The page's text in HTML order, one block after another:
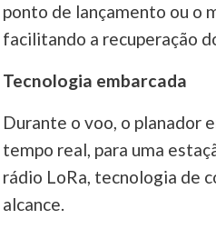
ponto de lançamento ou o
facilitando a recuperação
Tecnologia embarcada
Durante o voo, o planador
tempo real, para uma
rádio LoRa, tecnologia de
alcance.